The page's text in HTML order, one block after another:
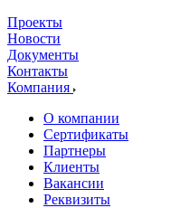
Проекты
Новости
Документы
Контакты
Компания
О компании
Сертификаты
Партнеры
Клиенты
Вакансии
Реквизиты